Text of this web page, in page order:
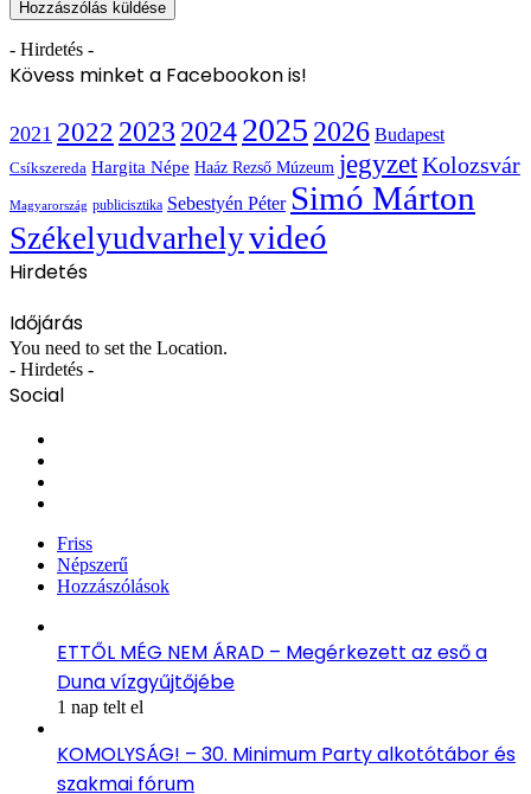
- Hirdetés -
Kövess minket a Facebookon is!
2021 2022 2023 20242025 2026 Budapest
Csíkszereda Hargita Népe Haáz Rezső Múzeum jegyzetKolozsvár
Magyarország publicisztika Sebestyén Péter Simó Márton
Székelyudvarhelyvideó
Hirdetés
Időjárás
You need to set the Location.
- Hirdetés -
Social
Friss
Népszerű
Hozzászólások
ETTŐL MÉG NEM ÁRAD – Megérkezett az eső a
Duna vízgyűjtőjébe
1 nap telt el
KOMOLYSÁG! – 30. Minimum Party alkotótábor és
szakmai fórum